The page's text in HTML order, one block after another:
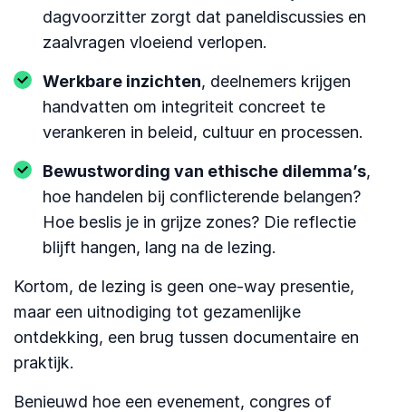
dagvoorzitter zorgt dat paneldiscussies en
zaalvragen vloeiend verlopen.
Werkbare inzichten, deelnemers krijgen
handvatten om integriteit concreet te
verankeren in beleid, cultuur en processen.
Bewustwording van ethische dilemma’s,
hoe handelen bij conflicterende belangen?
Hoe beslis je in grijze zones? Die reflectie
blijft hangen, lang na de lezing.
Kortom, de lezing is geen one-way presentie,
maar een uitnodiging tot gezamenlijke
ontdekking, een brug tussen documentaire en
praktijk.
Benieuwd hoe een evenement, congres of